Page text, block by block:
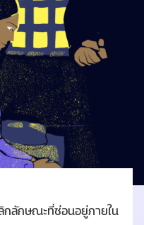
กลักษณะที่ซ่อนอยู่ภายใน